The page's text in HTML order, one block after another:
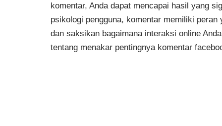
komentar, Anda dapat mencapai hasil yang
psikologi pengguna, komentar memiliki
dan saksikan bagaimana interaksi online
tentang menakar pentingnya komentar